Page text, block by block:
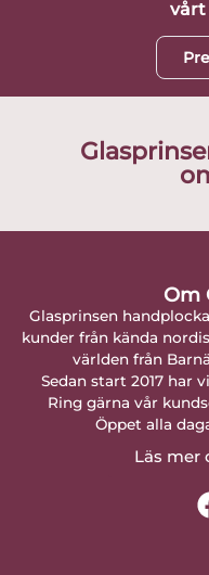
vårt
Om
Glasprinsen
kunder från kända
världen från
Sedan start 2017 har
Ring gärna vår
Öppet alla
Läs mer